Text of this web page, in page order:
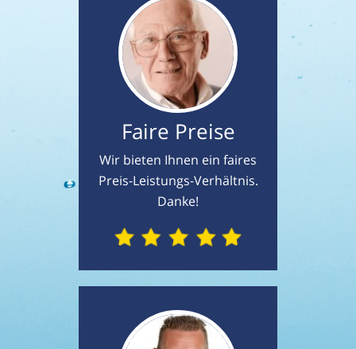
Faire Preise
Wir bieten Ihnen ein faires
Preis-Leistungs-Verhältnis.
Danke!